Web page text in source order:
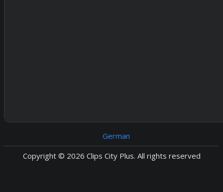
German
Copyright © 2026 Clips City Plus. All rights reserved